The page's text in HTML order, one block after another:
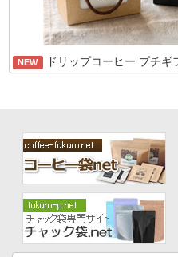
NEW ドリップコーヒー プチギ